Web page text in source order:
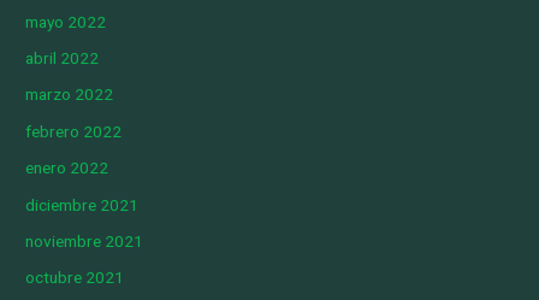
mayo 2022
abril 2022
marzo 2022
febrero 2022
enero 2022
diciembre 2021
noviembre 2021
octubre 2021